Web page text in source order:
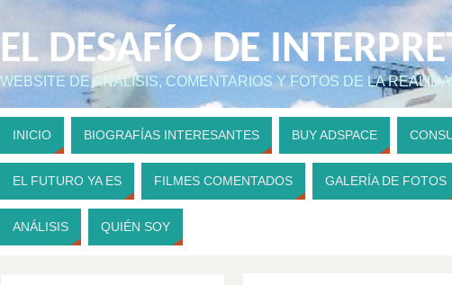
EL DESAFÍO DE
WEBSITE DE ANÁLISIS, COMENTARIOS Y FOTOS DE LA
INICIO BIOGRAFÍAS INTERESANTES BUY ADSPACE
EL FUTURO YA ES FILMES COMENTADOS GALERÍA DE FOTOS
ANÁLISIS QUIÉN SOY